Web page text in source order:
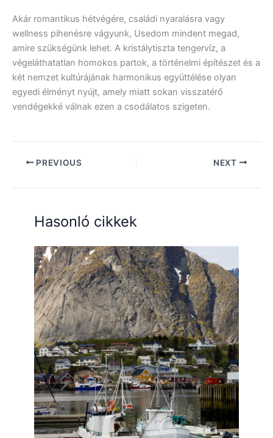
Akár romantikus hétvégére, családi nyaralásra vagy
wellness pihenésre vágyunk, Usedom mindent megad,
amire szükségünk lehet. A kristálytiszta tengervíz, a
végeláthatatlan homokos partok, a történelmi építészet és a
két nemzet kultúrájának harmonikus együttélése olyan
egyedi élményt nyújt, amely miatt sokan visszatérő
vendégekké válnak ezen a csodálatos szigeten.
PREVIOUS NEXT
Hasonló cikkek